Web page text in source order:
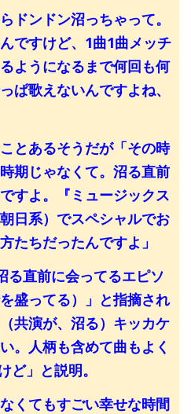
ドンドン沼っちゃって。
ですけど、1曲1曲メッチ
ようになるまで何回も何
ぱ歌えないんですよね、
とあるそうだが「その時
期じゃなくて。沼る直前
すよ。『ミュージックス
日系）でスペシャルでお
たちだったんですよ」
直前に会ってるエピソ
盛ってる）」と指摘され
共演が、沼る）キッカケ
。人柄も含めて曲もよく
」と説明。
くてもすごい幸せな時間